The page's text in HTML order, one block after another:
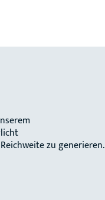
zu generieren.